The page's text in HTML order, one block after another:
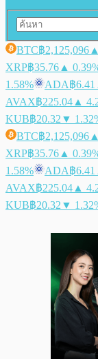
BTC฿2,125,096
XRP฿35.76 ▲
1.58%
ADA฿6.41
AVAX฿225.04 ▲
KUB฿20.32 ▼
BTC฿2,125,096
XRP฿35.76 ▲
1.58%
ADA฿6.41
AVAX฿225.04 ▲
KUB฿20.32 ▼